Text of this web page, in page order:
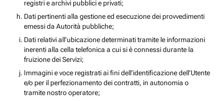
registri e archivi pubblici e privati;
Dati pertinenti alla gestione ed esecuzione dei provvedimenti
emessi da Autorità pubbliche;
Dati relativi all’ubicazione determinati tramite le informazioni
inerenti alla cella telefonica a cui si è connessi durante la
fruizione dei Servizi;
Immagini e voce registrati ai fini dell’identificazione dell’Utente
e/o per il perfezionamento dei contratti, in autonomia o
tramite nostro operatore;